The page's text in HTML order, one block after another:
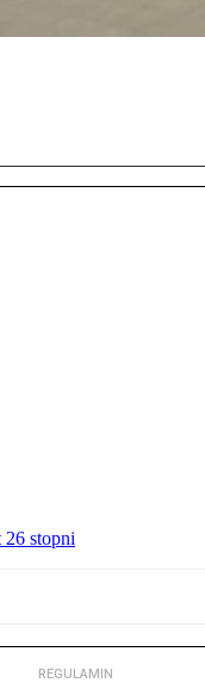
26 stopni
REGULAMIN